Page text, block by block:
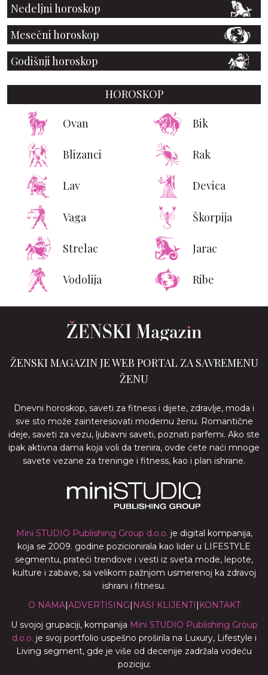
Nedeljni horoskop
Mesečni horoskop
Godišnji horoskop
HOROSKOP
Ovan Bik
Blizanci Rak
Lav Devica
Vaga Škorpija
Strelac Jarac
Vodolija Ribe
ŽENSKI MAGAZIN JE WEB PORTAL ZA SAVREMENU
ŽENU
Dnevni horoskop, saveti za fitness i dijete, zdravlje, moda i
sve sto može zainteresovati modernu ženu. Romantične
ideje, saveti za vezu, ljubavni saveti, poznati parfemi. Ako ste
ipak aktivna dama koja voli da trenira, ovde ćete naći mnoge
savete vezane za treninge i fitness, kao i plan ishrane.
Mini STUDIO Publishing Group d.o.o. je digital kompanija,
koja se 2009. godine pozicionirala kao lider u LIFESTYLE
segmentu, prateći trendove i vesti iz sveta mode, lepote,
kulture i zabave, sa velikom pažnjom usmerenoj ka zdravoj
ishrani i fitnesu.
O NAMA| ADVERTISING NASI KLIJENTI
KONTAKT
U svojoj grupaciji, kompanija Mini STUDIO Publishing Group
d.o.o. je svoj portfolio uspešno proširila na Luxury, Lifestyle i
Living segment, gde je više od decenije zadržala vodeću
poziciju: